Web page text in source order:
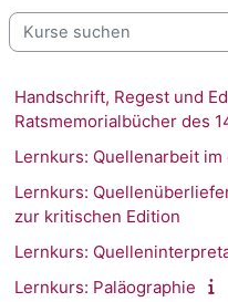
Kurse suchen
Handschrift, Regest und
Ratsmemorialbücher des
Lernkurs: Quellenarbeit
Lernkurs:
zur kritischen Edition
Lernkurs:
Lernkurs: Paläographie